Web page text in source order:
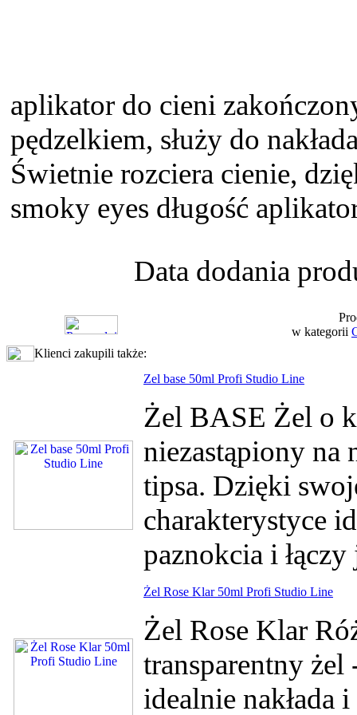
aplikator do cieni
pędzelkiem, służy do
Świetnie rozciera cienie,
smoky eyes długość
Data dodania
w kategorii
Klienci zakupili także:
Zel base 50ml Profi Studio Line
Żel BASE Żel o
niezastąpiony na
tipsa. Dzięki
charakterystyce
paznokcia i
Żel Rose Klar 50ml Profi Studio Line
Żel Rose Klar
transparentny
idealnie nakłada